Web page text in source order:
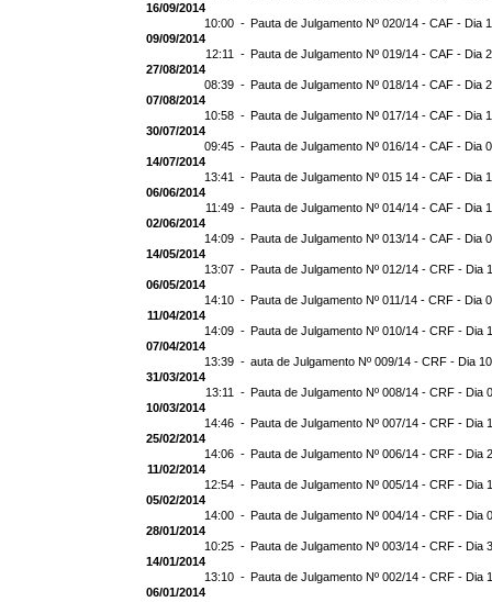
16/09/2014
10:00 - Pauta de Julgamento Nº 020/14 - CAF - Dia
09/09/2014
12:11 - Pauta de Julgamento Nº 019/14 - CAF - Dia
27/08/2014
08:39 - Pauta de Julgamento Nº 018/14 - CAF - Dia
07/08/2014
10:58 - Pauta de Julgamento Nº 017/14 - CAF - Dia
30/07/2014
09:45 - Pauta de Julgamento Nº 016/14 - CAF - Dia
14/07/2014
13:41 - Pauta de Julgamento Nº 015 14 - CAF - Dia
06/06/2014
11:49 - Pauta de Julgamento Nº 014/14 - CAF - Dia
02/06/2014
14:09 - Pauta de Julgamento Nº 013/14 - CAF - Dia
14/05/2014
13:07 - Pauta de Julgamento Nº 012/14 - CRF - Dia
06/05/2014
14:10 - Pauta de Julgamento Nº 011/14 - CRF - Dia
11/04/2014
14:09 - Pauta de Julgamento Nº 010/14 - CRF - Dia
07/04/2014
13:39 - auta de Julgamento Nº 009/14 - CRF - Dia
31/03/2014
13:11 - Pauta de Julgamento Nº 008/14 - CRF - Dia
10/03/2014
14:46 - Pauta de Julgamento Nº 007/14 - CRF - Dia
25/02/2014
14:06 - Pauta de Julgamento Nº 006/14 - CRF - Dia
11/02/2014
12:54 - Pauta de Julgamento Nº 005/14 - CRF - Dia
05/02/2014
14:00 - Pauta de Julgamento Nº 004/14 - CRF - Dia
28/01/2014
10:25 - Pauta de Julgamento Nº 003/14 - CRF - Dia
14/01/2014
13:10 - Pauta de Julgamento Nº 002/14 - CRF - Dia
06/01/2014